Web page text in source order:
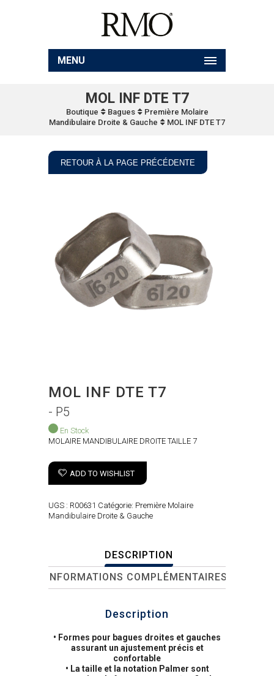
MENU
MOL INF DTE T7
Boutique Bagues
Première Molaire
Mandibulaire Droite & Gauche
MOL INF DTE T7
RETOUR À LA PAGE PRÉCÉDENTE
MOL INF DTE T7
- P5
En Stock
MOLAIRE MANDIBULAIRE DROITE TAILLE 7
ADD TO WISHLIST
UGS : R00631 Catégorie: Première Molaire
Mandibulaire Droite & Gauche
DESCRIPTION
INFORMATIONS COMPLÉMENTAIRES
Description
• Formes pour bagues droites et gauches
assurant un ajustement précis et
confortable
• La taille et la notation Palmer sont